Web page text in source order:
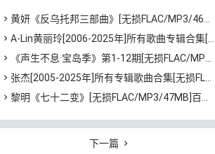
黄妍《反乌托邦三部曲》[无损FLAC/MP3/46MB]百度云网盘下载
A-Lin黄丽玲[2006-2025年]所有歌曲专辑合集[无损FLAC/MP3/8.7GB]百度云网盘下载
《声生不息·宝岛季》第1-12期[无损FLAC/MP3]百度云网盘下载
张杰[2005-2025年]所有专辑歌曲合集[无损FLAC/MP3/19.03GB]百度云网盘下载
黎明《七⼗⼆变》[无损FLAC/MP3/47MB]百度云网盘下载
下一篇